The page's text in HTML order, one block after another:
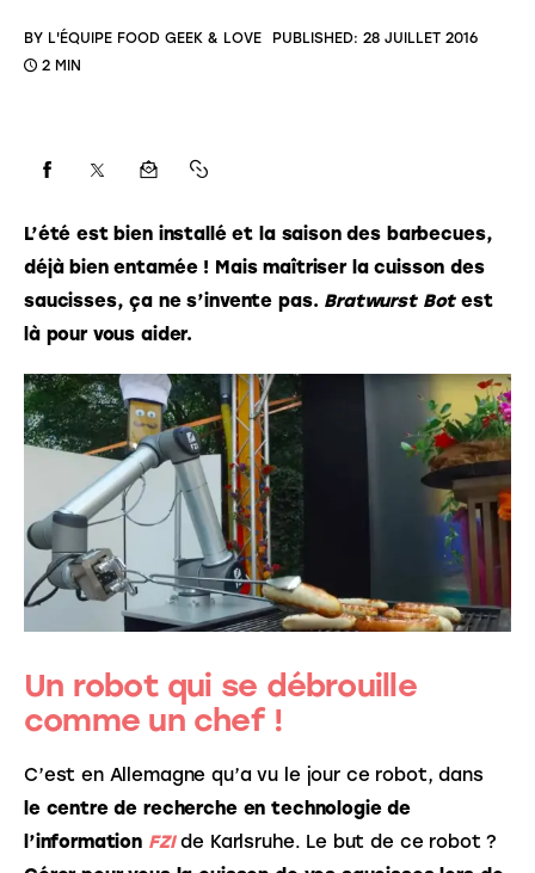
BY L'ÉQUIPE FOOD GEEK & LOVE PUBLISHED: 28 JUILLET 2016
2 MIN
L’été est bien installé et la saison des barbecues,
déjà bien entamée ! Mais maîtriser la cuisson des
saucisses, ça ne s’invente pas. Bratwurst Bot est
là pour vous aider.
Un robot qui se débrouille
comme un chef !
C’est en Allemagne qu’a vu le jour ce robot, dans
le centre de recherche en technologie de
l’information FZI de Karlsruhe. Le but de ce robot ?